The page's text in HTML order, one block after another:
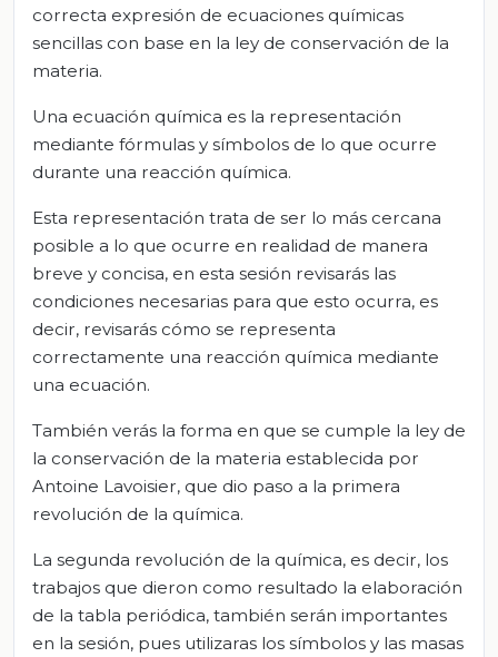
correcta expresión de ecuaciones químicas
sencillas con base en la ley de conservación de la
materia.
Una ecuación química es la representación
mediante fórmulas y símbolos de lo que ocurre
durante una reacción química.
Esta representación trata de ser lo más cercana
posible a lo que ocurre en realidad de manera
breve y concisa, en esta sesión revisarás las
condiciones necesarias para que esto ocurra, es
decir, revisarás cómo se representa
correctamente una reacción química mediante
una ecuación.
También verás la forma en que se cumple la ley de
la conservación de la materia establecida por
Antoine Lavoisier, que dio paso a la primera
revolución de la química.
La segunda revolución de la química, es decir, los
trabajos que dieron como resultado la elaboración
de la tabla periódica, también serán importantes
en la sesión, pues utilizaras los símbolos y las masas